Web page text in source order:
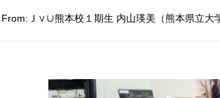
From:Ｊ∨∪熊本校１期生 内山瑛美（熊本県立大